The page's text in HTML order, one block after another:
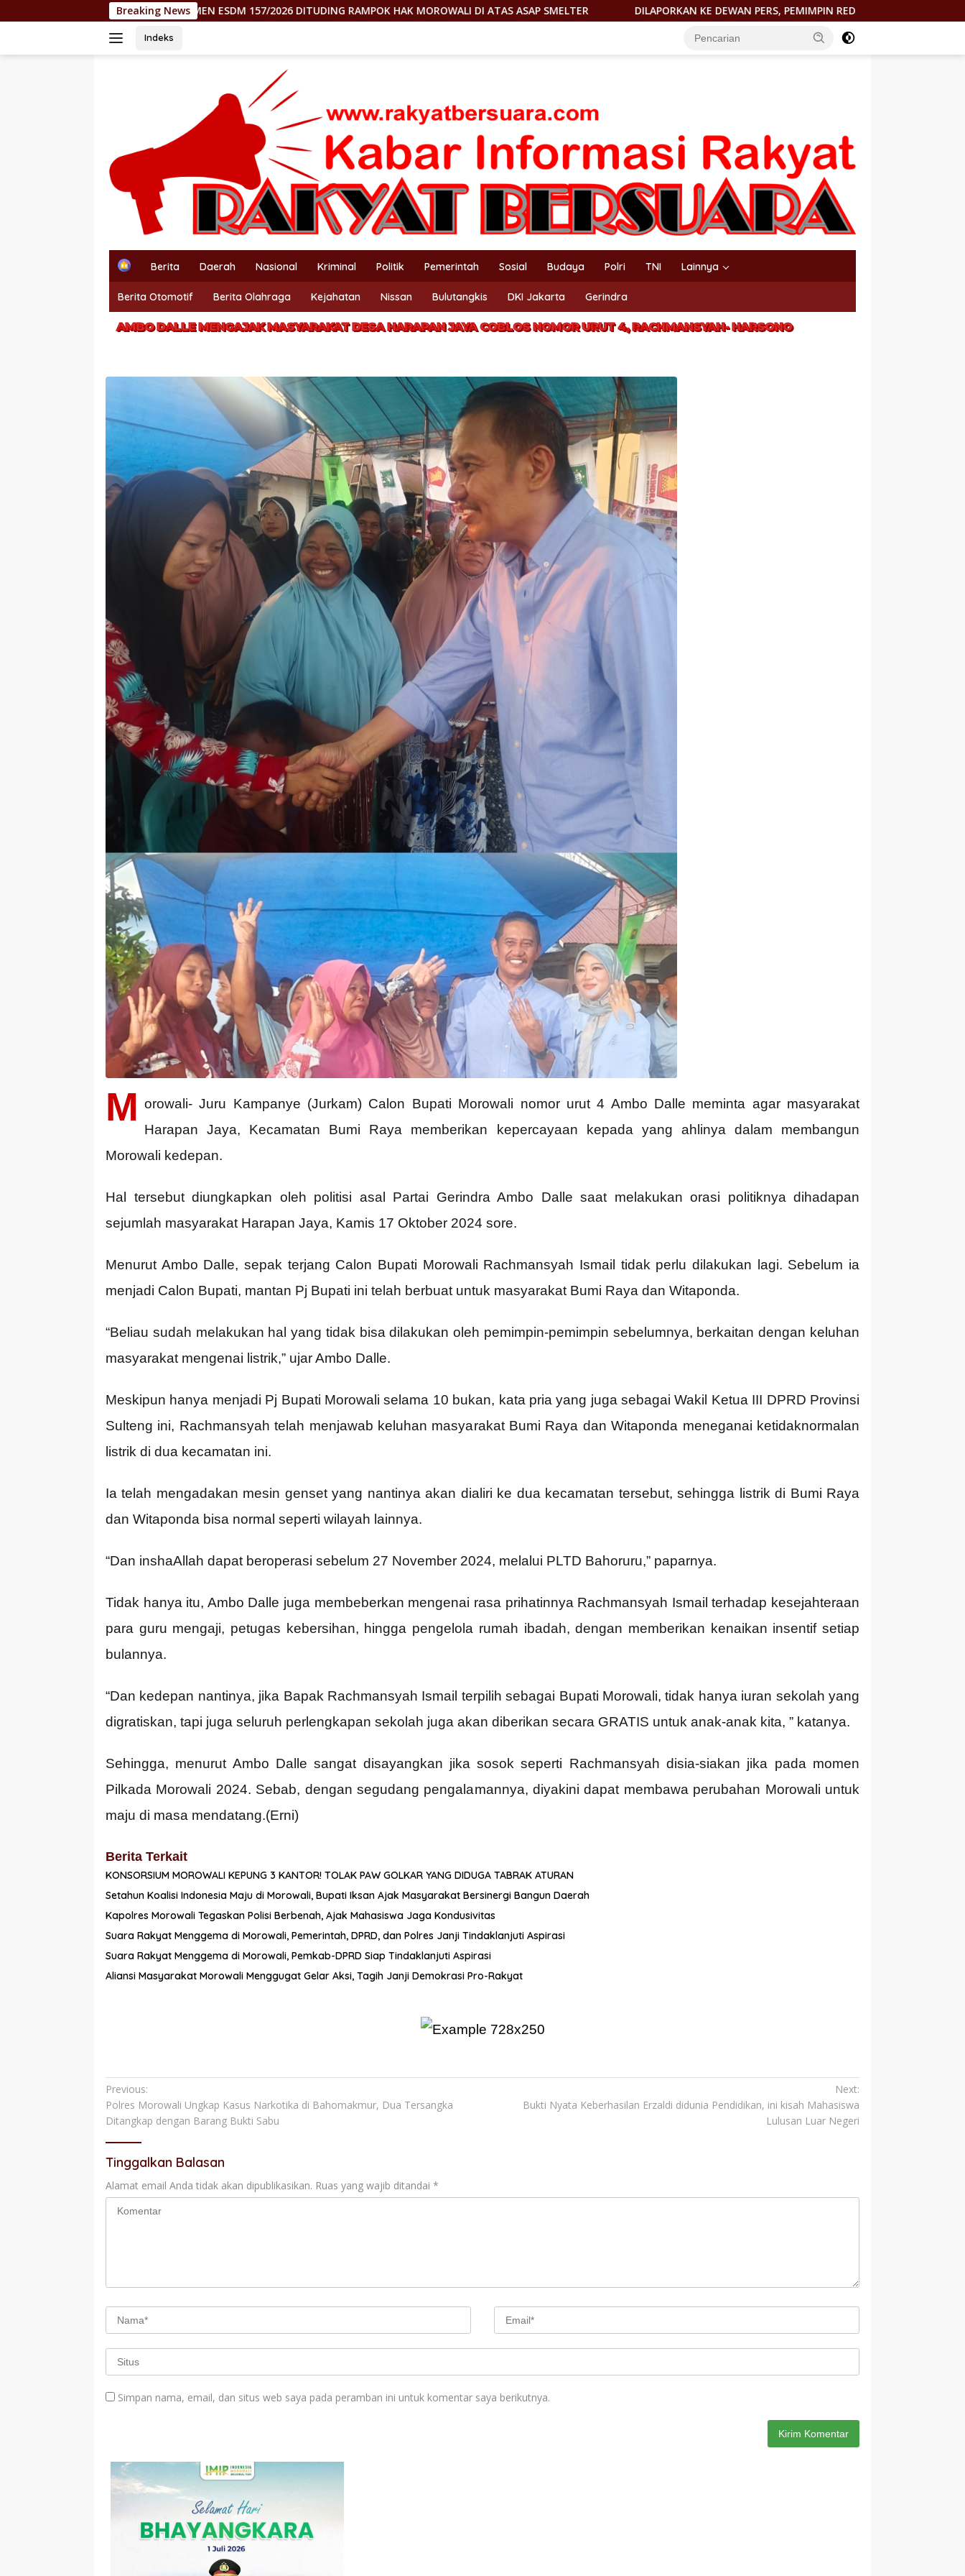
ke
Breaking News
KEPMEN ESDM 157/2026 DITUDING RAMPOK HAK MOROWALI DI ATAS ASAP SMELTER DILAPORKAN KE DEWAN PERS, PEMIMPIN REDAKSI http://PORTALTERKINI.COM: “KAMI TIDAK
Indeks
H
m
e
Berita Daerah Nasional Kriminal Politik Pemerintah Sosial Budaya Polri TNI Lainnya
Berita Otomotif Berita Olahraga Kejahatan Nissan Bulutangkis DKI Jakarta Gerindra
AMBO DALLE MENGAJAK MASYARAKAT DESA HARAPAN JAYA COBLOS NOMOR URUT 4, RACHMANSYAH- HARSONO
M orowali- Juru Kampanye (Jurkam) Calon Bupati Morowali nomor urut 4 Ambo Dalle meminta agar masyarakat
Harapan Jaya, Kecamatan Bumi Raya memberikan kepercayaan kepada yang ahlinya dalam membangun
Morowali kedepan.
Hal tersebut diungkapkan oleh politisi asal Partai Gerindra Ambo Dalle saat melakukan orasi politiknya dihadapan
sejumlah masyarakat Harapan Jaya, Kamis 17 Oktober 2024 sore.
Menurut Ambo Dalle, sepak terjang Calon Bupati Morowali Rachmansyah Ismail tidak perlu dilakukan lagi. Sebelum ia
menjadi Calon Bupati, mantan Pj Bupati ini telah berbuat untuk masyarakat Bumi Raya dan Witaponda.
“Beliau sudah melakukan hal yang tidak bisa dilakukan oleh pemimpin-pemimpin sebelumnya, berkaitan dengan keluhan
masyarakat mengenai listrik,” ujar Ambo Dalle.
Meskipun hanya menjadi Pj Bupati Morowali selama 10 bukan, kata pria yang juga sebagai Wakil Ketua III DPRD Provinsi
Sulteng ini, Rachmansyah telah menjawab keluhan masyarakat Bumi Raya dan Witaponda meneganai ketidaknormalan
listrik di dua kecamatan ini.
Ia telah mengadakan mesin genset yang nantinya akan dialiri ke dua kecamatan tersebut, sehingga listrik di Bumi Raya
dan Witaponda bisa normal seperti wilayah lainnya.
“Dan inshaAllah dapat beroperasi sebelum 27 November 2024, melalui PLTD Bahoruru,” paparnya.
Tidak hanya itu, Ambo Dalle juga membeberkan mengenai rasa prihatinnya Rachmansyah Ismail terhadap kesejahteraan
para guru mengaji, petugas kebersihan, hingga pengelola rumah ibadah, dengan memberikan kenaikan insentif setiap
bulannya.
“Dan kedepan nantinya, jika Bapak Rachmansyah Ismail terpilih sebagai Bupati Morowali, tidak hanya iuran sekolah yang
digratiskan, tapi juga seluruh perlengkapan sekolah juga akan diberikan secara GRATIS untuk anak-anak kita, ” katanya.
Sehingga, menurut Ambo Dalle sangat disayangkan jika sosok seperti Rachmansyah disia-siakan jika pada momen
Pilkada Morowali 2024. Sebab, dengan segudang pengalamannya, diyakini dapat membawa perubahan Morowali untuk
maju di masa mendatang.(Erni)
Berita Terkait
KONSORSIUM MOROWALI KEPUNG 3 KANTOR! TOLAK PAW GOLKAR YANG DIDUGA TABRAK ATURAN
Setahun Koalisi Indonesia Maju di Morowali, Bupati Iksan Ajak Masyarakat Bersinergi Bangun Daerah
Kapolres Morowali Tegaskan Polisi Berbenah, Ajak Mahasiswa Jaga Kondusivitas
Suara Rakyat Menggema di Morowali, Pemerintah, DPRD, dan Polres Janji Tindaklanjuti Aspirasi
Suara Rakyat Menggema di Morowali, Pemkab-DPRD Siap Tindaklanjuti Aspirasi
Aliansi Masyarakat Morowali Menggugat Gelar Aksi, Tagih Janji Demokrasi Pro-Rakyat
Navigasi
pos
Previous:
Polres Morowali Ungkap Kasus Narkotika di Bahomakmur, Dua Tersangka
Ditangkap dengan Barang Bukti Sabu
Next:
Bukti Nyata Keberhasilan Erzaldi didunia Pendidikan, ini kisah Mahasiswa
Lulusan Luar Negeri
Tinggalkan Balasan
Alamat email Anda tidak akan dipublikasikan. Ruas yang wajib ditandai *
Simpan nama, email, dan situs web saya pada peramban ini untuk komentar saya berikutnya.